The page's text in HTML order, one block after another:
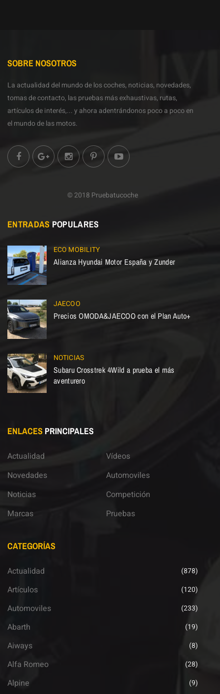
SOBRE NOSOTROS
La actualidad del mundo de los coches, noticias, novedades,
tomas de contacto, las pruebas más exhaustivas, rutas,
artículos de interés,... y ahora adentrándonos poco a poco en
el mundo de las motos.
© 2018 Pruebatucoche
ENTRADAS POPULARES
ECO MOBILITY
Alianza Hyundai Motor España y Zunder
JAECOO
Precios OMODA&JAECOO con el Plan Auto+
NOTICIAS
Subaru Crosstrek 4Wild a prueba el más
aventurero
ENLACES PRINCIPALES
Actualidad
Novedades
Noticias
Marcas
Vídeos
Automoviles
Competición
Pruebas
CATEGORÍAS
Actualidad (878)
Artículos (120)
Automoviles (233)
Abarth (19)
Aiways (8)
Alfa Romeo (28)
Alpine (9)